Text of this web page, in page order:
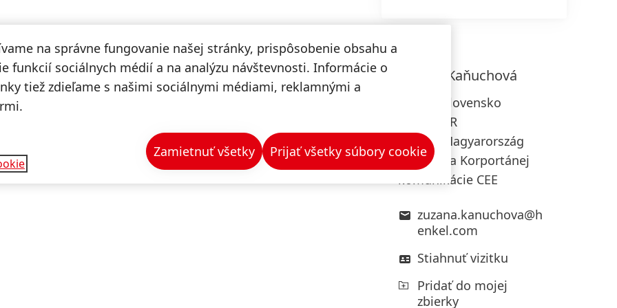
Kaňuchová
Henkel Slovensko
Henkel ČR
Henkel Magyarország
Riaditeľka Korportánej
komunikácie CEE
zuzana.kanuchova@h
enkel.com
Stiahnuť vizitku
Pridať do mojej
zbierky
na správne fungovanie našej stránky, prispôsobenie obsahu a
funkcií sociálnych médií a na analýzu návštevnosti. Informácie o
tiež zdieľame s našimi sociálnymi médiami, reklamnými a
Zamietnuť všetky Prijať všetky súbory cookie